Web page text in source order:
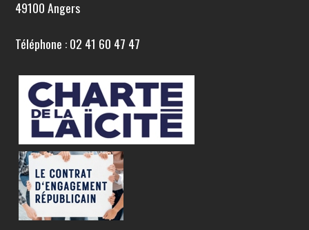
49100 Angers
Téléphone : 02 41 60 47 47